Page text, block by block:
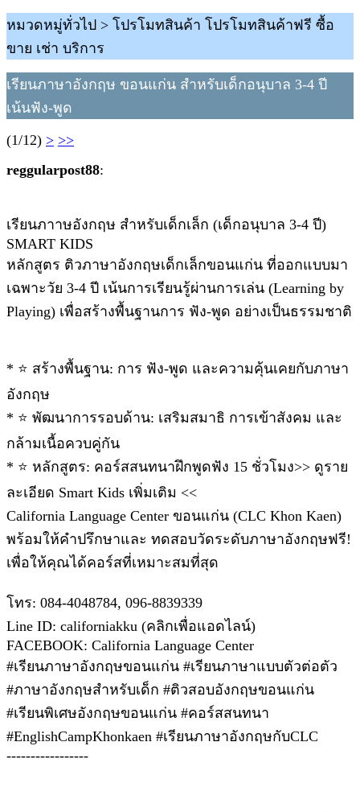
หมวดหมู่ทั่วไป > โปรโมทสินค้า โปรโมทสินค้าฟรี ซื้อ
ขาย เช่า บริการ
เรียนภาษาอังกฤษ ขอนแก่น สำหรับเด็กอนุบาล 3-4 ปี
เน้นฟัง-พูด
(1/12) > >>
reggularpost88:
เรียนภาาษอังกฤษ สำหรับเด็กเล็ก (เด็กอนุบาล 3-4 ปี)
SMART KIDS
หลักสูตร ติวภาษาอังกฤษเด็กเล็กขอนแก่น ที่ออกแบบมา
เฉพาะวัย 3-4 ปี เน้นการเรียนรู้ผ่านการเล่น (Learning by
Playing) เพื่อสร้างพื้นฐานการ ฟัง-พูด อย่างเป็นธรรมชาติ
* ⭐ สร้างพื้นฐาน: การ ฟัง-พูด และความคุ้นเคยกับภาษา
อังกฤษ
* ⭐ พัฒนาการรอบด้าน: เสริมสมาธิ การเข้าสังคม และ
กล้ามเนื้อควบคู่กัน
* ⭐ หลักสูตร: คอร์สสนทนาฝึกพูดฟัง 15 ชั่วโมง>> ดูราย
ละเอียด Smart Kids เพิ่มเติม <<
California Language Center ขอนแก่น (CLC Khon Kaen)
พร้อมให้คำปรึกษาและ ทดสอบวัดระดับภาษาอังกฤษฟรี!
เพื่อให้คุณได้คอร์สที่เหมาะสมที่สุด
โทร: 084-4048784, 096-8839339
Line ID: californiakku (คลิกเพื่อแอดไลน์)
FACEBOOK: California Language Center
#เรียนภาษาอังกฤษขอนแก่น #เรียนภาษาแบบตัวต่อตัว
#ภาษาอังกฤษสำหรับเด็ก #ติวสอบอังกฤษขอนแก่น
#เรียนพิเศษอังกฤษขอนแก่น #คอร์สสนทนา
#EnglishCampKhonkaen #เรียนภาษาอังกฤษกับCLC
-----------------